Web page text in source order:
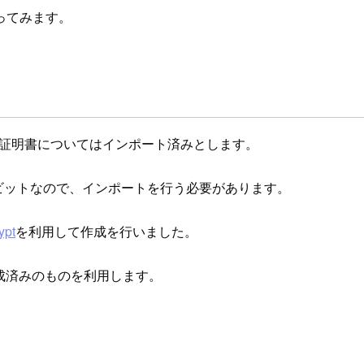
みます。
書についてはインポート済みとします。
トなので、インポートを行う必要があります。
を利用して作成を行いました。
みのものを利用します。